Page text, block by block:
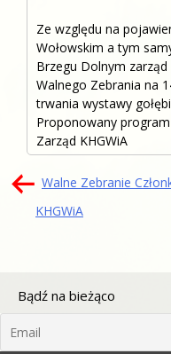
Ze względu na
Wołowskim a tym
Brzegu Dolnym
Walnego Zebrania na
trwania wystawy
Proponowany
Zarząd KHGWiA
Nawigacja
wpisu
Walne Zebranie
KHGWiA
Bądź na bieżąco